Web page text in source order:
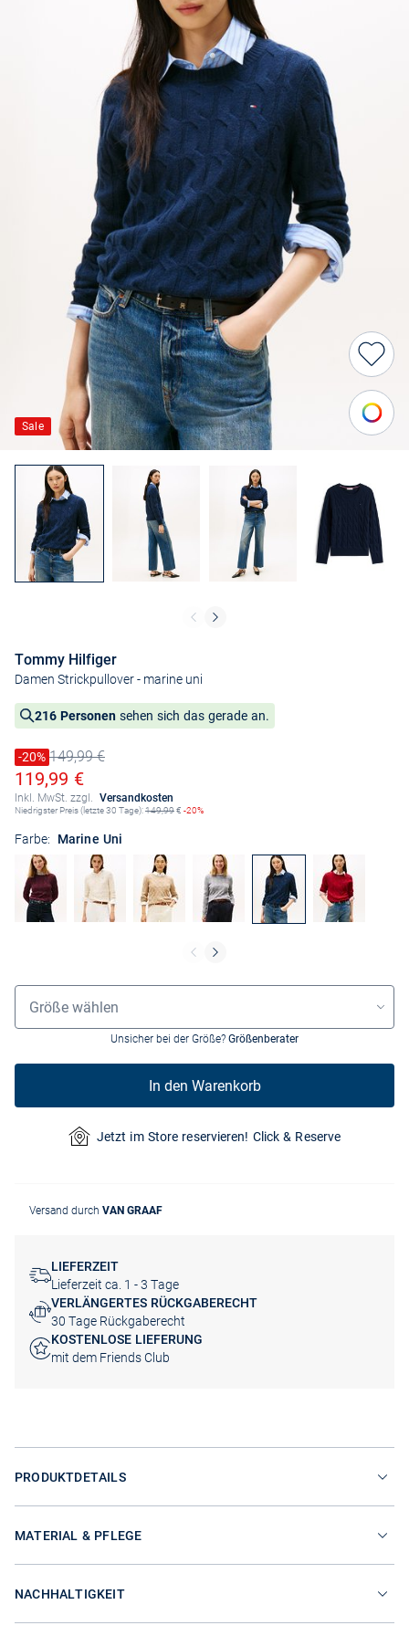
Sale
Tommy Hilfiger
Damen Strickpullover- marine uni
216 Personen sehen sich das gerade an.
Preis reduziert um
-20%
Alter Preis149,99 €
Ermäßigter Preis
119,99 €
Inkl. MwSt. zzgl. Versandkosten
Niedrigster Preis (letzte 30 Tage):149,99€ -20%
Farbe: Marine Uni
Größenauswahl
Größe wählen
Unsicher bei der Größe? Größenberater
In den Warenkorb
Jetzt im Store reservieren! Click & Reserve
Versand durch VAN GRAAF
LIEFERZEIT
Lieferzeit ca. 1 - 3 Tage
VERLÄNGERTES RÜCKGABERECHT
30 Tage Rückgaberecht
KOSTENLOSE LIEFERUNG
mit dem Friends Club
PRODUKTDETAILS
MATERIAL & PFLEGE
NACHHALTIGKEIT